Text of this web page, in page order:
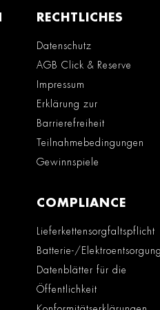
RECHTLICHES
Datenschutz
AGB Click & Reserve
Impressum
Erklärung zur
Barrierefreiheit
Teilnahmebedingungen
Gewinnspiele
COMPLIANCE
Lieferkettensorgfaltspflicht
Batterie-/Elektroentsorgung
Datenblätter für die
Öffentlichkeit